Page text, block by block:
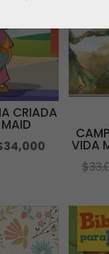
CRIADA
34,000
$34,000.
VIDA
$